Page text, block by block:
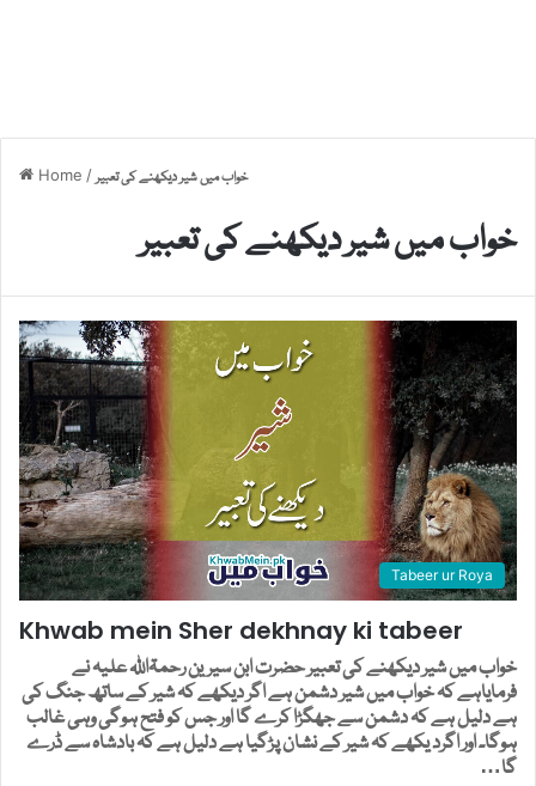
Home /خواب میں شیر دیکھنے کی تعبیر
خواب میں شیر دیکھنے کی تعبیر
Tabeer ur Roya
Khwab mein Sher dekhnay ki tabeer
خواب میں شیر دیکھنے کی تعبیر حضرت ابن سیرین رحمۃاللہ علیہ نے
فرمایاہے کہ خواب میں شیر دشمن ہے اگر دیکھے کہ شیر کے ساتھ جنگ کی
ہے دلیل ہے کہ دشمن سے جھگڑا کرے گا اور جس کو فتح ہوگی وہی غالب
ہوگا۔ اور اگرد یکھے کہ شیر کے نشان پڑگیا ہے دلیل ہے کہ بادشاہ سے ڈرے
گا…